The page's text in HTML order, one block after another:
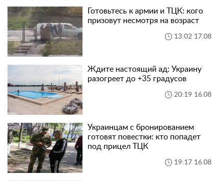
Готовьтесь к армии и ТЦК: кого
призовут несмотря на возраст
13:02 17.08
Ждите настоящий ад: Украину
разогреет до +35 градусов
20:19 16.08
Украинцам с бронированием
готовят повестки: кто попадет
под прицел ТЦК
19:17 16.08